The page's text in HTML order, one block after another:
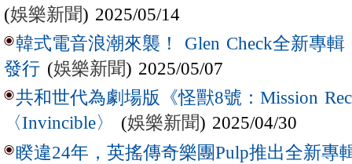
(娛樂新聞) 2025/05/14
韓式電音浪潮來襲！ Glen Check全新專輯
發行 (娛樂新聞) 2025/05/07
共和世代為劇場版《怪獸8號：Mission
〈Invincible〉
(娛樂新聞) 2025/04/30
睽違24年，英搖傳奇樂團Pulp推出全新專